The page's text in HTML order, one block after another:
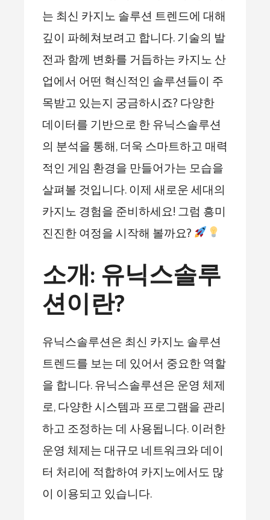
는 최신 카지노 솔루션 트렌드에 대해
깊이 파헤쳐보려고 합니다. 기술의 발
전과 함께 변화를 거듭하는 카지노 산
업에서 어떤 혁신적인 솔루션들이 주
목받고 있는지 궁금하시죠? 다양한
데이터를 기반으로 한 유닉스솔루션
의 분석을 통해, 더욱 스마트하고 매력
적인 게임 환경을 만들어가는 모습을
살펴볼 것입니다. 이제 새로운 세대의
카지노 경험을 준비하세요! 그럼 흥미
진진한 여정을 시작해 볼까요?
소개: 유닉스솔루
션이란?
유닉스솔루션은 최신 카지노 솔루션
트렌드를 보는 데 있어서 중요한 역할
을 합니다. 유닉스솔루션은 운영 체제
로, 다양한 시스템과 프로그램을 관리
하고 조정하는 데 사용됩니다. 이러한
운영 체제는 대규모 네트워크와 데이
터 처리에 적합하여 카지노에서도 많
이 이용되고 있습니다.